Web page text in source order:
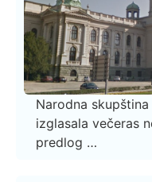
Narodna
izglasala večeras
predlog …